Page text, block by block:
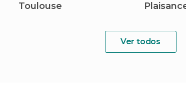
Toulouse
Ver todos